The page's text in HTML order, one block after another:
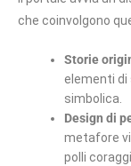
che coinvolgono
Storie
elementi di
simbolica.
Design di
metafore
polli